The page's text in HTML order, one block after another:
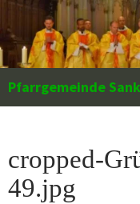
Inhalt
springen
Pfarrgemeinde
cropped-
49.jpg